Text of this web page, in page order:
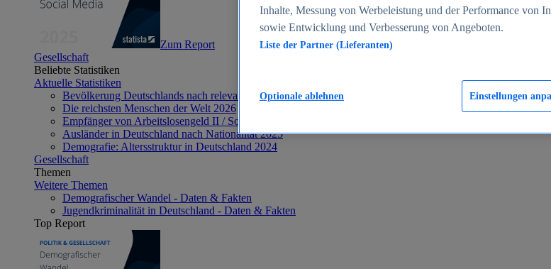
Zum Report
Gesellschaft
Beliebte Statistiken
Aktuelle Statistiken
Bevölkerung Deutschlands nach relevanten Altersgruppen 2024
Die reichsten Menschen der Welt 2026
Empfänger von Arbeitslosengeld II / Sozialgeld / Bürgergeld in Deutschland 2005-2025
Ausländer in Deutschland nach Nationalität 2025
Demografie: Altersstruktur in Deutschland 2024
Gesellschaft
Themen
Weitere Themen
Demografischer Wandel - Daten & Fakten
Jugendkriminalität in Deutschland - Daten & Fakten
Top Report
Inhalte, Messung von Werbeleistung und der Performance von
sowie Entwicklung und Verbesserung von Angeboten.
Liste der Partner (Lieferanten)
Einstellungen
Optionale ablehnen